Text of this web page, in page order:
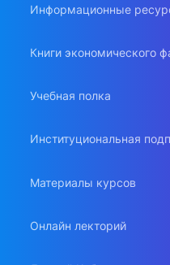
Информационные
Книги экономического
Учебная полка
Институциональная
Материалы курсов
Онлайн лекторий